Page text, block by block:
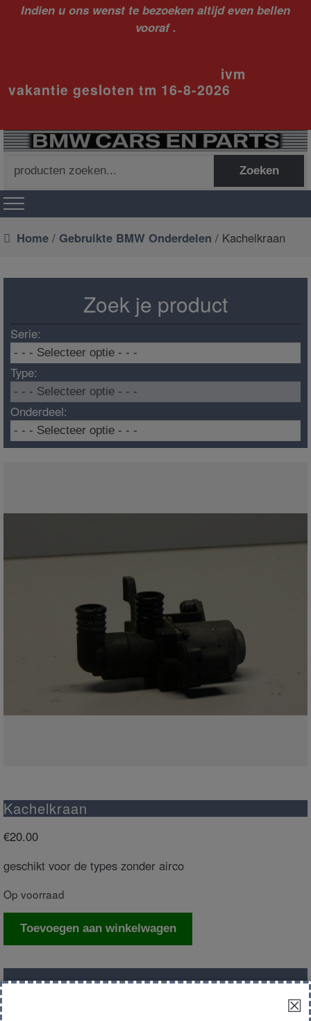
Indien u ons wenst te bezoeken altijd even bellen
vooraf .
ivm
vakantie gesloten tm 16-8-2026
naar:
Zoeken
Home / Gebruikte BMW Onderdelen / Kachelkraan
Zoek je product
Serie:
Type:
Onderdeel:
Kachelkraan
€20.00
geschikt voor de types zonder airco
Op voorraad
Kachelkraan
Toevoegen aan winkelwagen
Productnummer(graag melden bij
1683
☒